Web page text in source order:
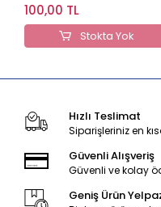
100,00 TL
Stokta Yok
Hızlı Teslimat
Siparişleriniz en
Güvenli Alışveriş
Güvenli ve kolay
Geniş Ürün